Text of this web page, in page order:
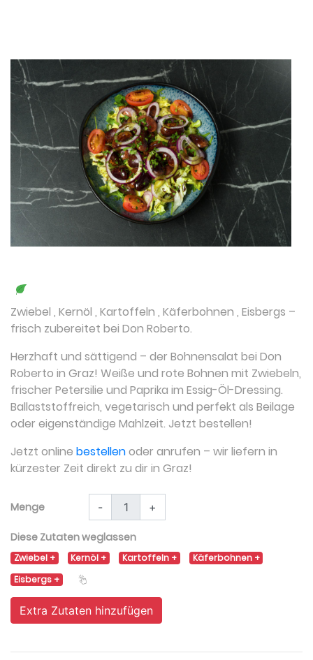
Zwiebel , Kernöl , Kartoffeln , Käferbohnen , Eisbergs –
frisch zubereitet bei Don Roberto.
Herzhaft und sättigend – der Bohnensalat bei Don
Roberto in Graz! Weiße und rote Bohnen mit Zwiebeln,
frischer Petersilie und Paprika im Essig-Öl-Dressing.
Ballaststoffreich, vegetarisch und perfekt als Beilage
oder eigenständige Mahlzeit. Jetzt bestellen!
Jetzt online bestellenoder anrufen – wir liefern in
kürzester Zeit direkt zu dir in Graz!
Menge - +
Diese Zutaten weglassen
Zwiebel Kernöl Kartoffeln
Käferbohnen
Eisbergs
Extra Zutaten hinzufügen